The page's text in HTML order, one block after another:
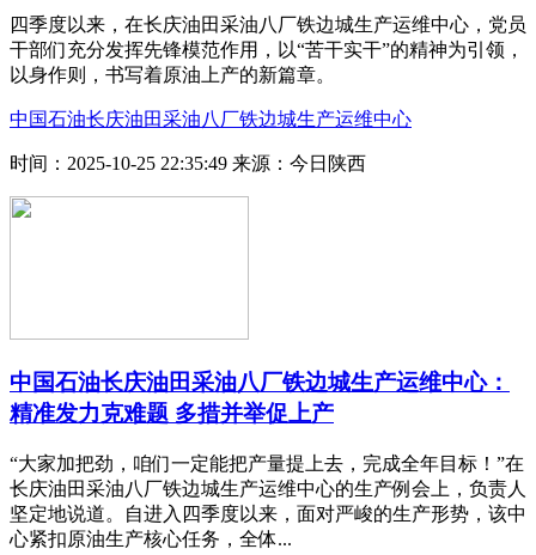
四季度以来，在长庆油田采油八厂铁边城生产运维中心，党员
干部们充分发挥先锋模范作用，以“苦干实干”的精神为引领，
以身作则，书写着原油上产的新篇章。
中国石油长庆油田采油八厂铁边城生产运维中心
时间：2025-10-25 22:35:49 来源：今日陕西
中国石油长庆油田采油八厂铁边城生产运维中心：
精准发力克难题 多措并举促上产
“大家加把劲，咱们一定能把产量提上去，完成全年目标！”在
长庆油田采油八厂铁边城生产运维中心的生产例会上，负责人
坚定地说道。自进入四季度以来，面对严峻的生产形势，该中
心紧扣原油生产核心任务，全体...